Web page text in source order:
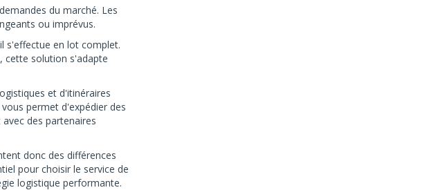
du marché. Les
ou imprévus.
s'effectue en lot complet.
cette solution s'adapte
et d'itinéraires
permet d'expédier des
des partenaires
donc des différences
pour choisir le service de
logistique performante.